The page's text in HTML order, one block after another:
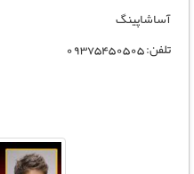
آساشاپینگ
تلفن: 09375450505